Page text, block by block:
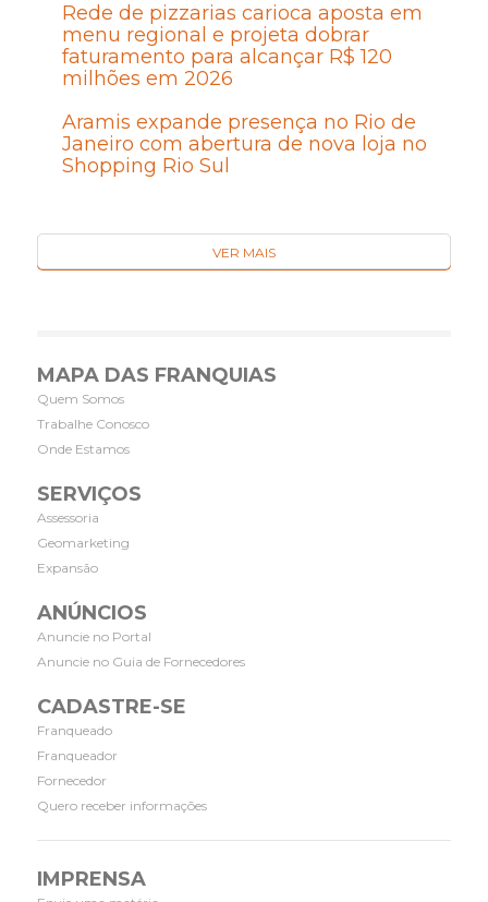
Rede de pizzarias carioca aposta em
menu regional e projeta dobrar
faturamento para alcançar R$ 120
milhões em 2026
Aramis expande presença no Rio de
Janeiro com abertura de nova loja no
Shopping Rio Sul
VER MAIS
MAPA DAS FRANQUIAS
Quem Somos
Trabalhe Conosco
Onde Estamos
SERVIÇOS
Assessoria
Geomarketing
Expansão
ANÚNCIOS
Anuncie no Portal
Anuncie no Guia de Fornecedores
CADASTRE-SE
Franqueado
Franqueador
Fornecedor
Quero receber informações
IMPRENSA